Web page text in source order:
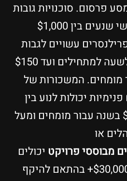
פרסום. סוכנויות גובות
בדרך כלל שכר חודשי שנעים בין $1,000
בעוד פרילנסרים עשויים לגבות
תעריפים של $15 לשעה למתחילים ועד $150
מומחים. המשכורות של
יכולות לנוע בין
$50,000 ל-$70,000 בשנה עבור מומחים ומעל
מנהלים או
מבוססי פרויקט יכולים
לנוע בין $1,000 ל-$30,000+ בהתאם להיקף